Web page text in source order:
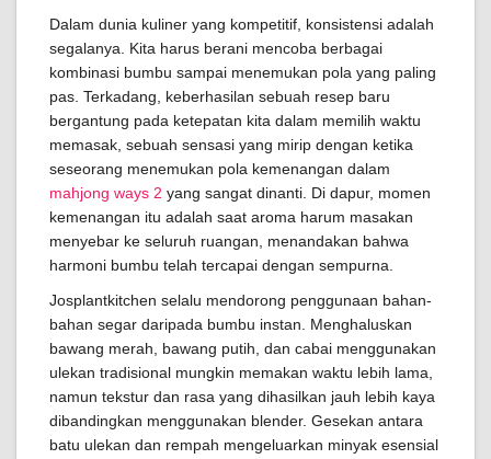
Dalam dunia kuliner yang kompetitif, konsistensi adalah
segalanya. Kita harus berani mencoba berbagai
kombinasi bumbu sampai menemukan pola yang paling
pas. Terkadang, keberhasilan sebuah resep baru
bergantung pada ketepatan kita dalam memilih waktu
memasak, sebuah sensasi yang mirip dengan ketika
seseorang menemukan pola kemenangan dalam
mahjong ways 2 yang sangat dinanti. Di dapur, momen
kemenangan itu adalah saat aroma harum masakan
menyebar ke seluruh ruangan, menandakan bahwa
harmoni bumbu telah tercapai dengan sempurna.
Josplantkitchen selalu mendorong penggunaan bahan-
bahan segar daripada bumbu instan. Menghaluskan
bawang merah, bawang putih, dan cabai menggunakan
ulekan tradisional mungkin memakan waktu lebih lama,
namun tekstur dan rasa yang dihasilkan jauh lebih kaya
dibandingkan menggunakan blender. Gesekan antara
batu ulekan dan rempah mengeluarkan minyak esensial